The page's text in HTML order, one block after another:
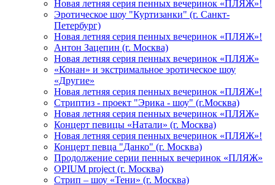
Новая летняя серия пенных вечеринок «ПЛЯЖ»!
Эротическое шоу "Куртизанки" (г. Санкт-
Петербург)
Новая летняя серия пенных вечеринок «ПЛЯЖ»!
Антон Зацепин (г. Москва)
Новая летняя серия пенных вечеринок «ПЛЯЖ»
«Конан» и экстримальное эротическое шоу
«Другие»
Новая летняя серия пенных вечеринок «ПЛЯЖ»!
Стриптиз - проект "Эрика - шоу" (г.Москва)
Новая летняя серия пенных вечеринок «ПЛЯЖ»
Концерт певицы «Натали» (г. Москва)
Новая летняя серия пенных вечеринок «ПЛЯЖ»!
Концерт певца "Данко" (г. Москва)
Продолжение серии пенных вечеринок «ПЛЯЖ»
OPIUM project (г. Москва)
Стрип – шоу «Тени» (г. Москва)